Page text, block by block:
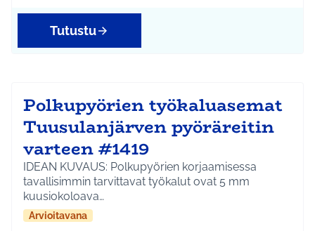
Tutustu
Polkupyörien työkaluasemat
Tuusulanjärven pyöräreitin
varteen #1419
IDEAN KUVAUS: Polkupyörien korjaamisessa
tavallisimmin tarvittavat työkalut ovat 5 mm
kuusiokoloava…
Arvioitavana